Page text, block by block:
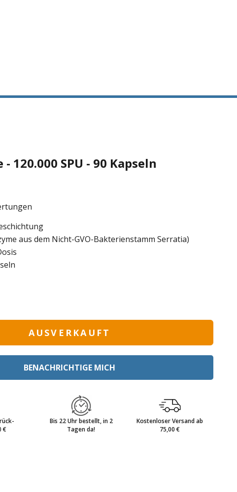
120.000 SPU - 90 Kapseln
aus dem Nicht-GVO-Bakterienstamm Serratia)
AUSVERKAUFT
BENACHRICHTIGE MICH
€
Bis 22 Uhr bestellt, in 2
Tagen da!
Kostenloser Versand ab
75,00 €